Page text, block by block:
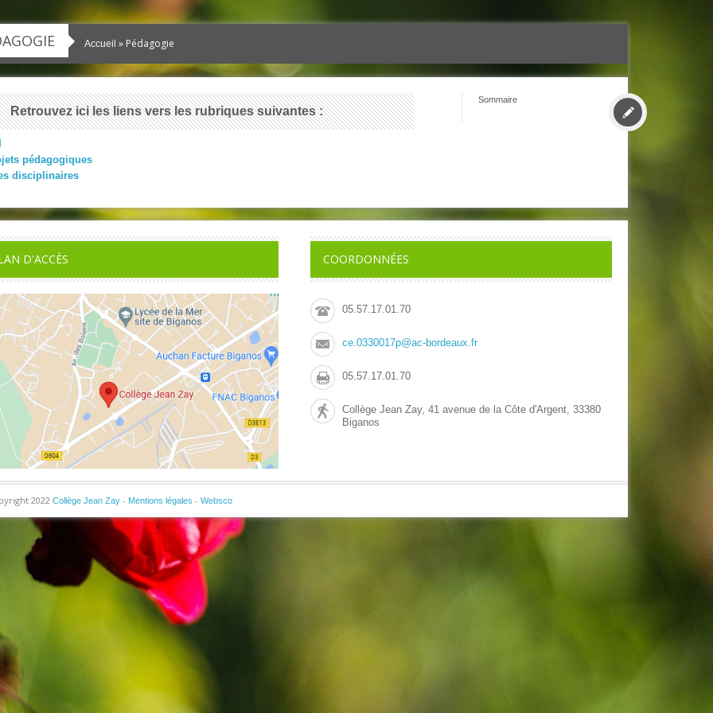
Accueil » Pédagogie
Retrouvez ici les liens vers les rubriques suivantes :
pédagogiques
disciplinaires
Sommaire
D'ACCÈS COORDONNÉES
05.57.17.01.70
ce.0330017p@ac-bordeaux.fr
05.57.17.01.70
Collège Jean Zay, 41 avenue de la Côte d'Argent, 33380
Biganos
2022 Collège Jean Zay- Mentions légales - Websco